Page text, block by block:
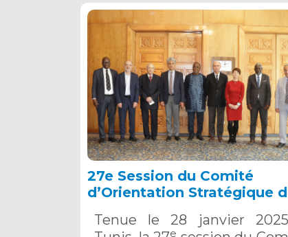
27e Session du Comité
d’Orientation Stratégique
Tenue le 28 janvier
e